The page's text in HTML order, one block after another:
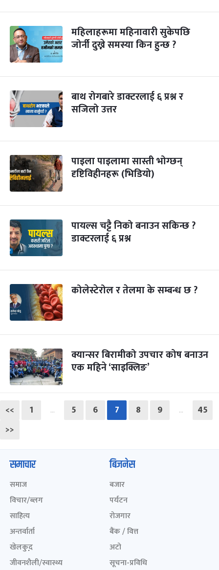
महिलाहरूमा महिनावारी सुकेपछि
जोर्नी दुख्ने समस्या किन हुन्छ ?
बाथ रोगबारे डाक्टरलाई ६ प्रश्न र
सजिलो उत्तर
पाइला पाइलामा सास्ती भोग्छन्
दृष्टिविहीनहरू (भिडियो)
पायल्स चट्टै निको बनाउन सकिन्छ ?
डाक्टरलाई ६ प्रश्न
कोलेस्टेरोल र तेलमा के सम्बन्ध छ ?
क्यान्सर बिरामीको उपचार कोष बनाउन
एक महिने ‘साइक्लिङ’
<< 1 … 5 6 7 8 9 …
45
>>
समाचार
समाज
विचार/ब्लग
साहित्य
अन्तर्वार्ता
खेलकुद़़
जीवनशैली/स्वास्थ्य
बिजनेस
बजार
पर्यटन
रोजगार
बैंक / वित्त
अटो
सूचना-प्रविधि